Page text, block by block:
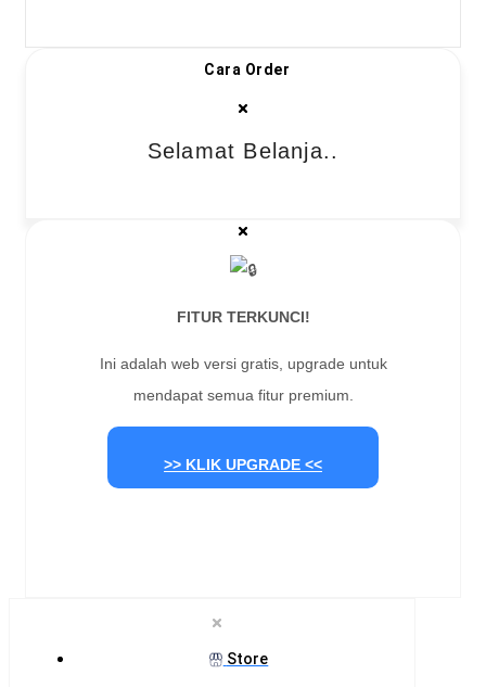
Cara Order
Selamat Belanja..
FITUR TERKUNCI!
Ini adalah web versi gratis, upgrade untuk
mendapat semua fitur premium.
>> KLIK UPGRADE <<
Store